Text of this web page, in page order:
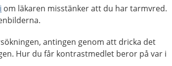
om läkaren misstänker att du har tarmvred.
antingen genom att dricka det
Hur du får kontrastmedlet beror på var i